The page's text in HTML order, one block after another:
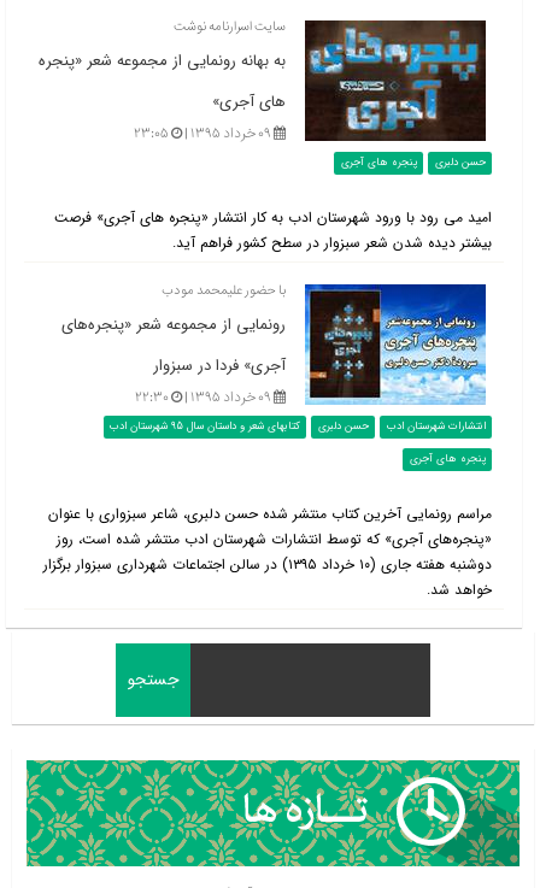
سایت اسرارنامه نوشت
به بهانه رونمایی از مجموعه شعر «پنجره
های آجری»
۰۹ خرداد ۱۳۹۵ | ۲۳:۰۵
حسن دلبری پنجره های آجری
امید می رود با ورود شهرستان ادب به کار انتشار «پنجره های آجری» فرصت
بیشتر دیده شدن شعر سبزوار در سطح کشور فراهم آید.
با حضور علی‎محمد مودب
رونمایی از مجموعه شعر «پنجره‌های
آجری» فردا در سبزوار
۰۹ خرداد ۱۳۹۵ | ۲۲:۳۰
انتشارات شهرستان ادب حسن دلبری
کتابهای شعر و داستان سال 95 شهرستان ادب
پنجره های آجری
مراسم رونمایی آخرین کتاب منتشر شده حسن دلبری، شاعر سبزواری با عنوان
«پنجره‌های آجری» که توسط انتشارات شهرستان ادب منتشر شده است، روز
دوشنبه هفته جاری (۱۰ خرداد ۱۳۹۵) در سالن اجتماعات شهرداری سبزوار برگزار
خواهد شد.